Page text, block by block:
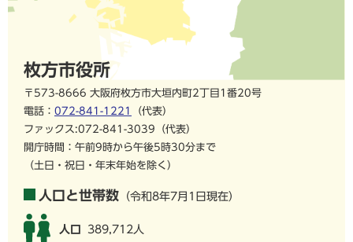
枚方市役所
〒573-8666 大阪府枚方市大垣内町2丁目1番20号
電話： 072-841-1221
（代表）
ファックス:072-841-3039（代表）
開庁時間：午前9時から午後5時30分まで
（土日・祝日・年末年始を除く）
人口と世帯数 （令和8年7月1日現在）
人口 389,712人